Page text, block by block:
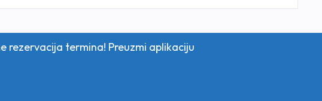
rezervacija termina! Preuzmi aplikaciju